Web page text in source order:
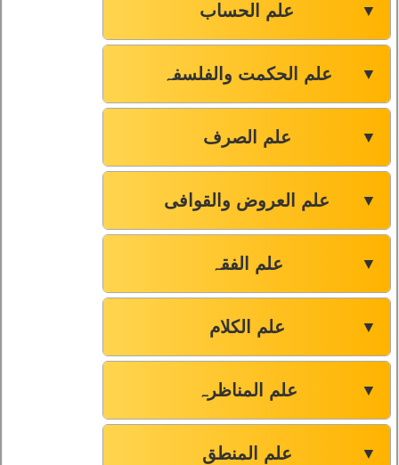
علم الحساب ▼
علم الحکمت والفلسفہ ▼
علم الصرف ▼
علم العروض والقوافی ▼
علم الفقہ ▼
علم الکلام ▼
علم المناظرہ ▼
علم المنطق ▼